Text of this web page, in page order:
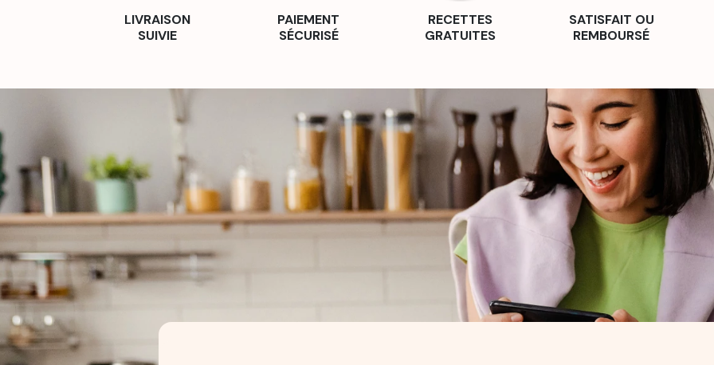
LIVRAISON
SUIVIE
PAIEMENT
SÉCURISÉ
RECETTES
GRATUITES
SATISFAIT OU
REMBOURSÉ